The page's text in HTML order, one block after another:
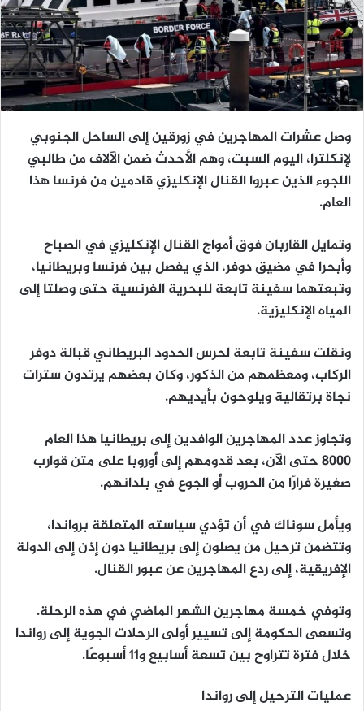
وصل عشرات المهاجرين في زورقين إلى الساحل الجنوبي
لإنكلترا، اليوم السبت، وهم الأحدث ضمن الآلاف من طالبي
اللجوء الذين عبروا القنال الإنكليزي قادمين من فرنسا هذا
العام.
وتمايل القاربان فوق أمواج القنال الإنكليزي في الصباح
وأبحرا في مضيق دوفر، الذي يفصل بين فرنسا وبريطانيا،
وتبعتهما سفينة تابعة للبحرية الفرنسية حتى وصلتا إلى
المياه الإنكليزية.
ونقلت سفينة تابعة لحرس الحدود البريطاني قبالة دوفر
الركاب، ومعظمهم من الذكور، وكان بعضهم يرتدون سترات
نجاة برتقالية ويلوحون بأيديهم.
وتجاوز عدد المهاجرين الوافدين إلى بريطانيا هذا العام
8000 حتى الآن، بعد قدومهم إلى أوروبا على متن قوارب
صغيرة فرارًا من الحروب أو الجوع في بلدانهم.
ويأمل سوناك في أن تؤدي سياسته المتعلقة برواندا،
وتتضمن ترحيل من يصلون إلى بريطانيا دون إذن إلى الدولة
الإفريقية، إلى ردع المهاجرين عن عبور القنال.
وتوفي خمسة مهاجرين الشهر الماضي في هذه الرحلة.
وتسعى الحكومة إلى تسيير أولى الرحلات الجوية إلى رواندا
خلال فترة تتراوح بين تسعة أسابيع و11 أسبوعًا.
عمليات الترحيل إلى رواندا